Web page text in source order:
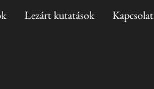
Lezárt kutatások Kapcsolat